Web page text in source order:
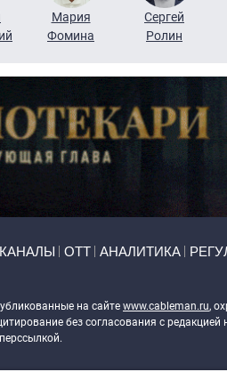
Мария
Фомина
Сергей
Ролин
ОТТ АНАЛИТИКА
на сайте www.cableman.ru,
без согласования с редакцией